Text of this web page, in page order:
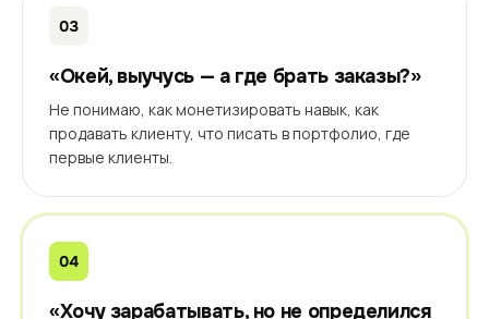
03
«Окей, выучусь — а где брать заказы?»
Не понимаю, как монетизировать навык, как
продавать клиенту, что писать в портфолио, где
первые клиенты.
04
«Хочу зарабатывать, но не определился